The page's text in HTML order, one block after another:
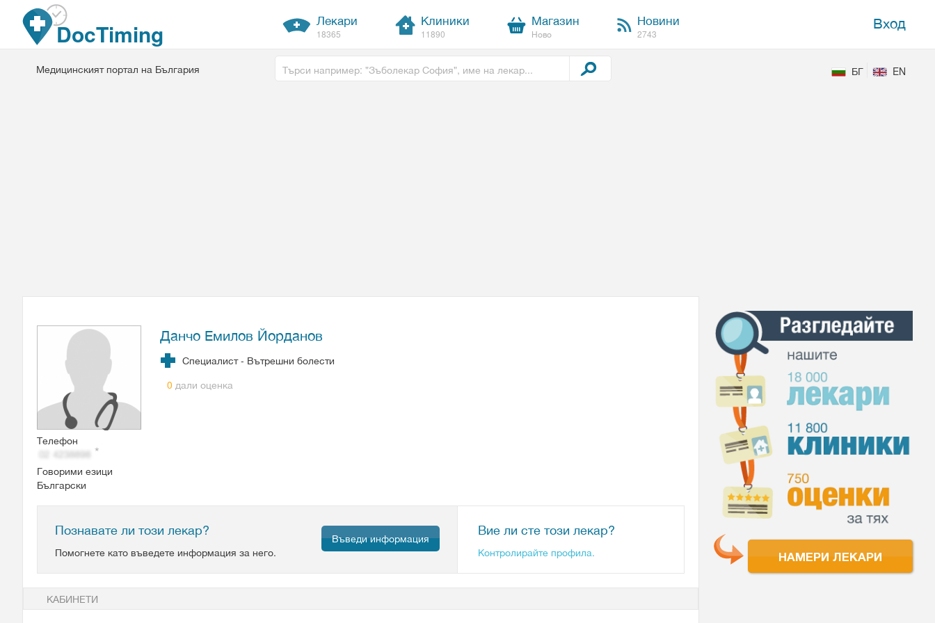
Премини към основното съдържание
DocTiming Лекари
18365
Клиники
11890
Магазин
Ново
Новини
2743
Вход
Медицинският портал на България БГ EN
Данчо Емилов Йорданов
Специалист - Вътрешни болести
0 дали оценка
Телефон
Говорими езици
Български
Познавате ли този лекар?
Помогнете като въведете информация за него.
Въведи информация Вие ли сте този лекар?
Контролирайте профила.
КАБИНЕТИ
НАМЕРИ ЛЕКАРИ